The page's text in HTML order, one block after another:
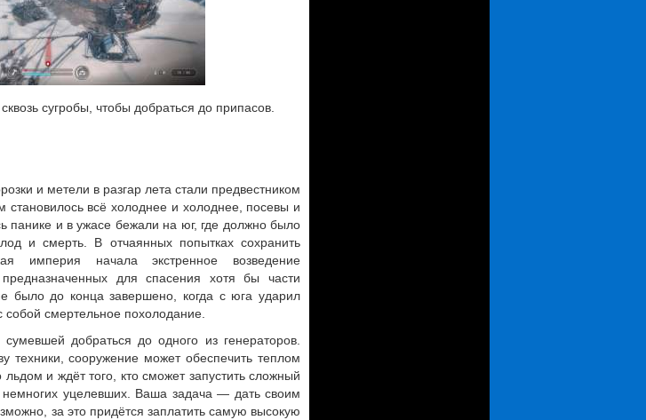
сугробы, чтобы добраться до припасов.
и метели в разгар лета стали предвестником
всё холоднее и холоднее, посевы и
панике и в ужасе бежали на юг, где должно было
и смерть. В отчаянных попытках сохранить
империя начала экстренное возведение
предназначенных для спасения хотя бы части
было до конца завершено, когда с юга ударил
смертельное похолодание.
добраться до одного из генераторов.
техники, сооружение может обеспечить теплом
и ждёт того, кто сможет запустить сложный
немногих уцелевших. Ваша задача — дать своим
за это придётся заплатить самую высокую